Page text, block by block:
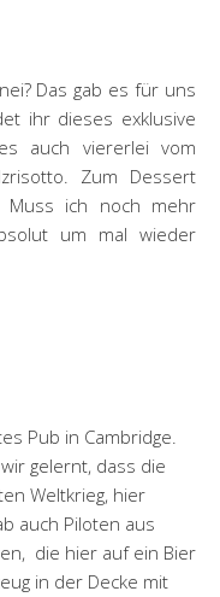
Das gab es für uns
ihr dieses exklusive
auch viererlei vom
Zum Dessert
Muss ich noch mehr
um mal wieder
Pub in Cambridge.
gelernt, dass die
Weltkrieg, hier
auch Piloten aus
die hier auf ein Bier
in der Decke mit